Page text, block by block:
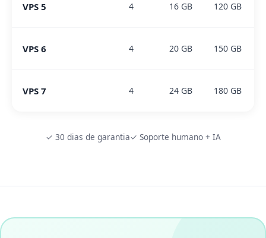
VPS 5 4 16 GB 120 GB
VPS 6 4 20 GB 150 GB
VPS 7 4 24 GB 180 GB
✓ 30 dias de garantia✓ Soporte humano + IA